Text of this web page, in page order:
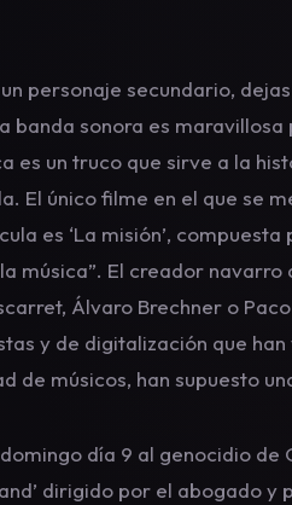
personaje secundario,
banda sonora es maravillosa
un truco que sirve a la
El único filme en el que se
es ‘La misión’, compuesta
música”. El creador navarro
Álvaro Brechner o
y de digitalización que
de músicos, han supuesto
día 9 al genocidio de
dirigido por el abogado y